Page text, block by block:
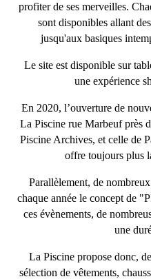
profiter de ses merveilles.
sont disponibles allant
jusqu'aux basiques
Le site est disponible sur
une expérience
En 2020, l’ouverture de
La Piscine rue Marbeuf près
Piscine Archives, et celle de
offre toujours plus
Parallèlement, de
chaque année le concept de
ces évènements, de
une
La Piscine propose donc,
sélection de vêtements,